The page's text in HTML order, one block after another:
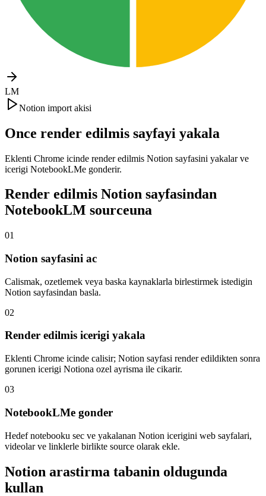
LM
Notion import akisi
Once render edilmis sayfayi yakala
Eklenti Chrome icinde render edilmis Notion sayfasini yakalar ve
icerigi NotebookLMe gonderir.
Render edilmis Notion sayfasindan
NotebookLM sourceuna
01
Notion sayfasini ac
Calismak, ozetlemek veya baska kaynaklarla birlestirmek istedigin
Notion sayfasindan basla.
02
Render edilmis icerigi yakala
Eklenti Chrome icinde calisir; Notion sayfasi render edildikten sonra
gorunen icerigi Notiona ozel ayrisma ile cikarir.
03
NotebookLMe gonder
Hedef notebooku sec ve yakalanan Notion icerigini web sayfalari,
videolar ve linklerle birlikte source olarak ekle.
Notion arastirma tabanin oldugunda
kullan